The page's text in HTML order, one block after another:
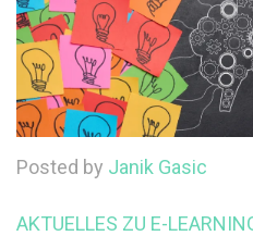
Posted by Janik Gasic
AKTUELLES ZU E-